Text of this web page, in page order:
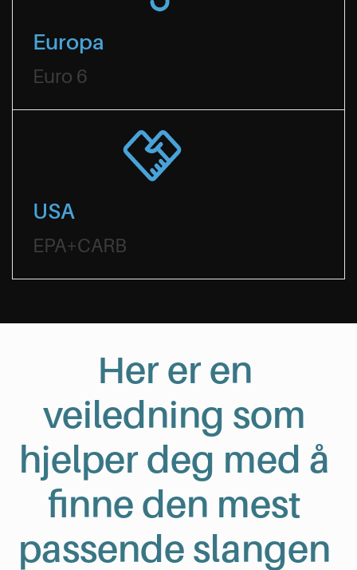
Europa
Euro 6
USA
EPA+CARB
Her er en
veiledning som
hjelper deg med å
finne den mest
passende slangen